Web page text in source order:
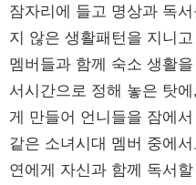
잠자리에 들고 명상과 독
지 않은 생활패턴을 지니
멤버들과 함께 숙소 생활
서시간으로 정해 놓은 탓
게 만들어 언니들을 잠에
같은 소녀시대 멤버 중에
연에게 자신과 함께 독서